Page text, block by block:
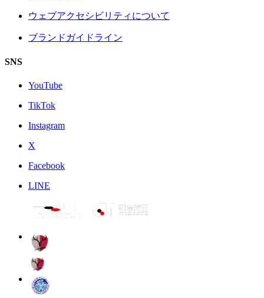
ウェブアクセシビリティについて
ブランドガイドライン
SNS
YouTube
TikTok
Instagram
X
Facebook
LINE